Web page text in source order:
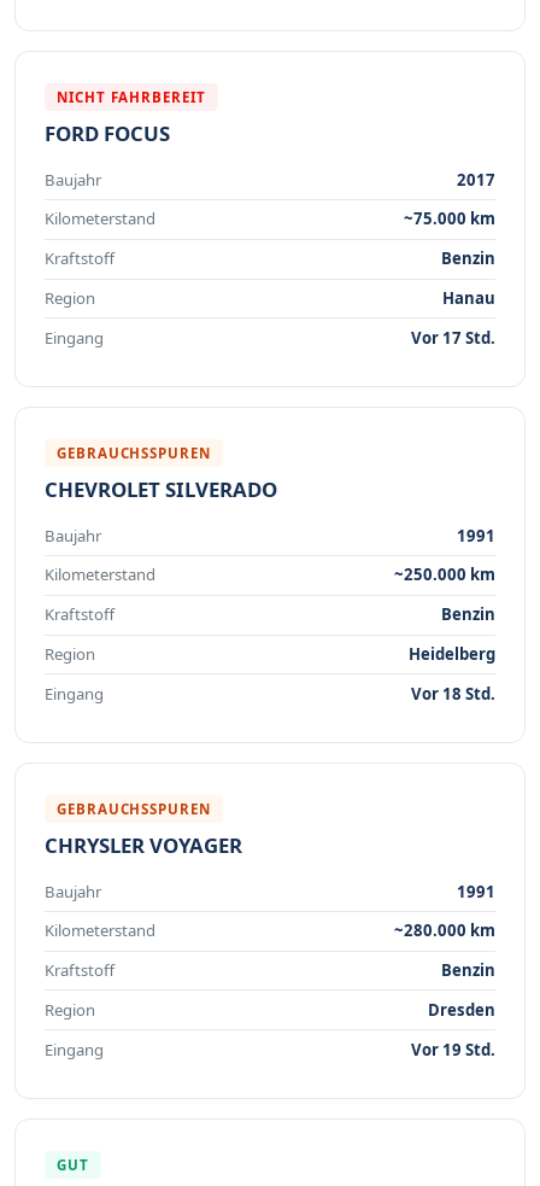
NICHT FAHRBEREIT
FORD FOCUS
Baujahr
2017
Kilometerstand
~75.000 km
Kraftstoff
Benzin
Region
Hanau
Eingang
Vor 17 Std.
GEBRAUCHSSPUREN
CHEVROLET SILVERADO
Baujahr
1991
Kilometerstand
~250.000 km
Kraftstoff
Benzin
Region
Heidelberg
Eingang
Vor 18 Std.
GEBRAUCHSSPUREN
CHRYSLER VOYAGER
Baujahr
1991
Kilometerstand
~280.000 km
Kraftstoff
Benzin
Region
Dresden
Eingang
Vor 19 Std.
GUT